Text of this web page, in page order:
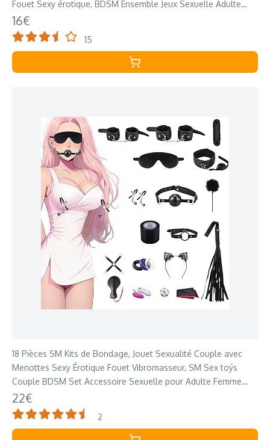
Fouet Sexy érotique, BDSM Ensemble Jeux Sexuelle Adulte
Couple pour Les Débutants
16€
15
18 Pièces SM Kits de Bondage, Jouet Sexualité Couple avec
Menottes Sexy Érotique Fouet Vibromasseur, SM Sex toýs
Couple BDSM Set Accessoire Sexuelle pour Adulte Femme
Débutants
22€
2